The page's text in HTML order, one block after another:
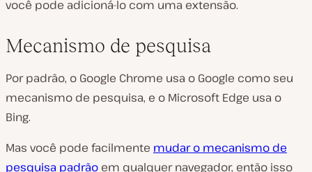
você pode adicioná-lo com uma extensão.
Mecanismo de pesquisa
Por padrão, o Google Chrome usa o Google como seu
mecanismo de pesquisa, e o Microsoft Edge usa o
Bing.
Mas você pode facilmente mudar o mecanismo de
pesquisa padrão em qualquer navegador, então isso